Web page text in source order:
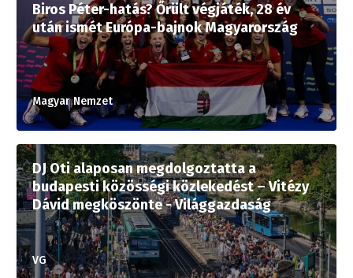
Biros Péter-hatás? Őrült végjáték, 28 év
után ismét Európa-bajnok Magyarország
Magyar Nemzet
DJ Oti alaposan megdolgoztatta a
budapesti közösségi közlekedést – Vitézy
Dávid megköszönte - Világgazdaság
VG